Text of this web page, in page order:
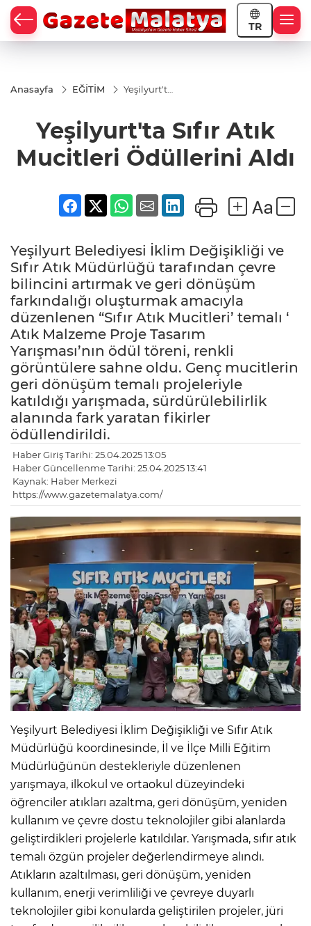
TR
Anasayfa EĞİTİM
Yeşilyurt'ta
Ödüllerini
Aldı
Yeşilyurt'ta Sıfır Atık
Mucitleri Ödüllerini Aldı
Yeşilyurt Belediyesi İklim Değişikliği ve
Sıfır Atık Müdürlüğü tarafından çevre
bilincini artırmak ve geri dönüşüm
farkındalığı oluşturmak amacıyla
düzenlenen “Sıfır Atık Mucitleri’ temalı ‘
Atık Malzeme Proje Tasarım
Yarışması’nın ödül töreni, renkli
görüntülere sahne oldu. Genç mucitlerin
geri dönüşüm temalı projeleriyle
katıldığı yarışmada, sürdürülebilirlik
alanında fark yaratan fikirler
ödüllendirildi.
Haber Giriş Tarihi: 25.04.2025 13:05
Haber Güncellenme Tarihi: 25.04.2025 13:41
Kaynak: Haber Merkezi
https://www.gazetemalatya.com/
Yeşilyurt Belediyesi İklim Değişikliği ve Sıfır Atık
Müdürlüğü koordinesinde, İl ve İlçe Milli Eğitim
Müdürlüğünün destekleriyle düzenlenen
yarışmaya, ilkokul ve ortaokul düzeyindeki
öğrenciler atıkları azaltma, geri dönüşüm, yeniden
kullanım ve çevre dostu teknolojiler gibi alanlarda
geliştirdikleri projelerle katıldılar. Yarışmada, sıfır atık
temalı özgün projeler değerlendirmeye alındı.
Atıkların azaltılması, geri dönüşüm, yeniden
kullanım, enerji verimliliği ve çevreye duyarlı
teknolojiler gibi konularda geliştirilen projeler, jüri